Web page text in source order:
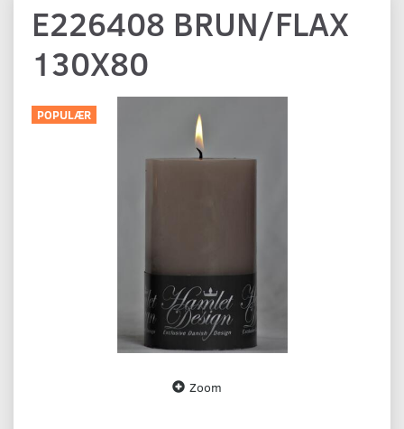
E226408 BRUN/FLAX
130X80
POPULÆR
Zoom